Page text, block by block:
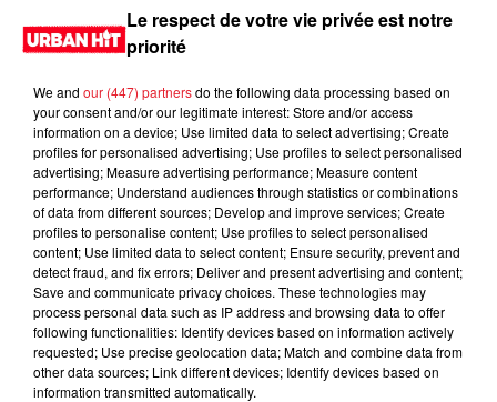
0:00 3 min 55 sec
28 mars 2024 - 3 min 55 sec
Le respect de votre vie privée est notre
priorité
We and our (447) partnersdo the following data processing based on
your consent and/or our legitimate interest: Store and/or access
information on a device; Use limited data to select advertising; Create
profiles for personalised advertising; Use profiles to select personalised
advertising; Measure advertising performance; Measure content
performance; Understand audiences through statistics or combinations
of data from different sources; Develop and improve services; Create
profiles to personalise content; Use profiles to select personalised
content; Use limited data to select content; Ensure security, prevent and
detect fraud, and fix errors; Deliver and present advertising and content;
Save and communicate privacy choices. These technologies may
process personal data such as IP address and browsing data to offer
following functionalities: Identify devices based on information actively
requested; Use precise geolocation data; Match and combine data from
other data sources; Link different devices; Identify devices based on
information transmitted automatically.